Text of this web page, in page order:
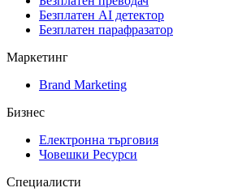
Безплатен AI детектор
Безплатен парафразатор
Маркетинг
Brand Marketing
Бизнес
Електронна търговия
Човешки Ресурси
Специалисти